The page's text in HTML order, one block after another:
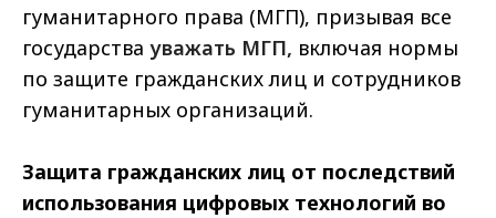
гуманитарного права (МГП), призывая все
государства уважать МГП, включая нормы
по защите гражданских лиц и сотрудников
гуманитарных организаций.
Защита гражданских лиц от последствий
использования цифровых технологий во